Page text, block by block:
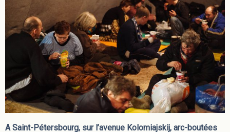
A Saint-Pétersbourg, sur l’avenue Kolomiajskij, arc-boutées